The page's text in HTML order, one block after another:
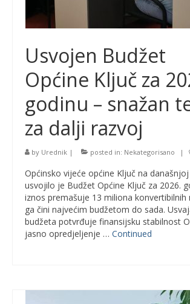
Usvojen Budžet
Općine Ključ za
godinu – snažan
za dalji razvoj
by Urednik | posted in: Nekategorisano |
Općinsko vijeće općine Ključ na
usvojilo je Budžet Općine Ključ za 2026.
iznos premašuje 13 miliona konvertibilnih
ga čini najvećim budžetom do sada.
budžeta potvrđuje finansijsku stabilnost
jasno opredjeljenje … Continued